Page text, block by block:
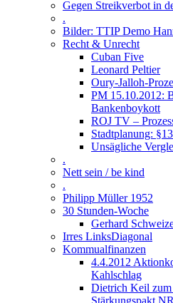
Gegen Streikverbot in
.
Bilder: TTIP Demo
Recht & Unrecht
Cuban Five
Leonard Peltier
Oury-Jalloh-
PM 15.10.2012:
Bankenboykott
ROJ TV –
Stadtplanung:
Unsägliche
.
Nett sein / be kind
.
Philipp Müller 1952
30 Stunden-Woche
Gerhard
Irres LinksDiagonal
Kommualfinanzen
4.4.2012
Kahlschlag
Dietrich Keil zum
Stärkungspakt